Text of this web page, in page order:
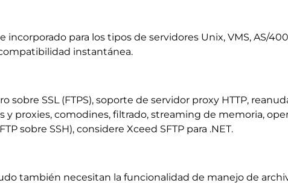
para los tipos de servidores Unix, VMS, AS/
instantánea.
sobre SSL (FTPS), soporte de servidor proxy HTTP,
y proxies, comodines, filtrado, streaming de memoria,
sobre SSH), considere Xceed SFTP para .NET.
también necesitan la funcionalidad de manejo de